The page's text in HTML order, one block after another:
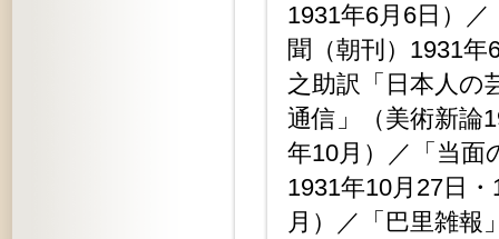
1931年6月6日）
聞（朝刊）1931
之助訳「日本人の
通信」（美術新論
年10月）／「当面
1931年10月27日
月）／「巴里雑報